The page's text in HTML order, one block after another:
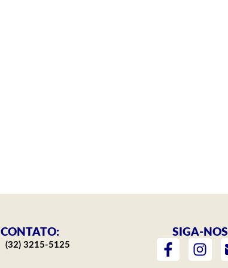
CONTATO:
(32) 3215-5125
SIGA-NOS
F
a
I
n